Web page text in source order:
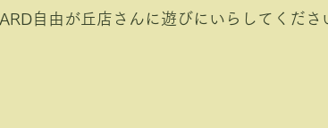
自由が丘店さんに遊びにいらしてくださ